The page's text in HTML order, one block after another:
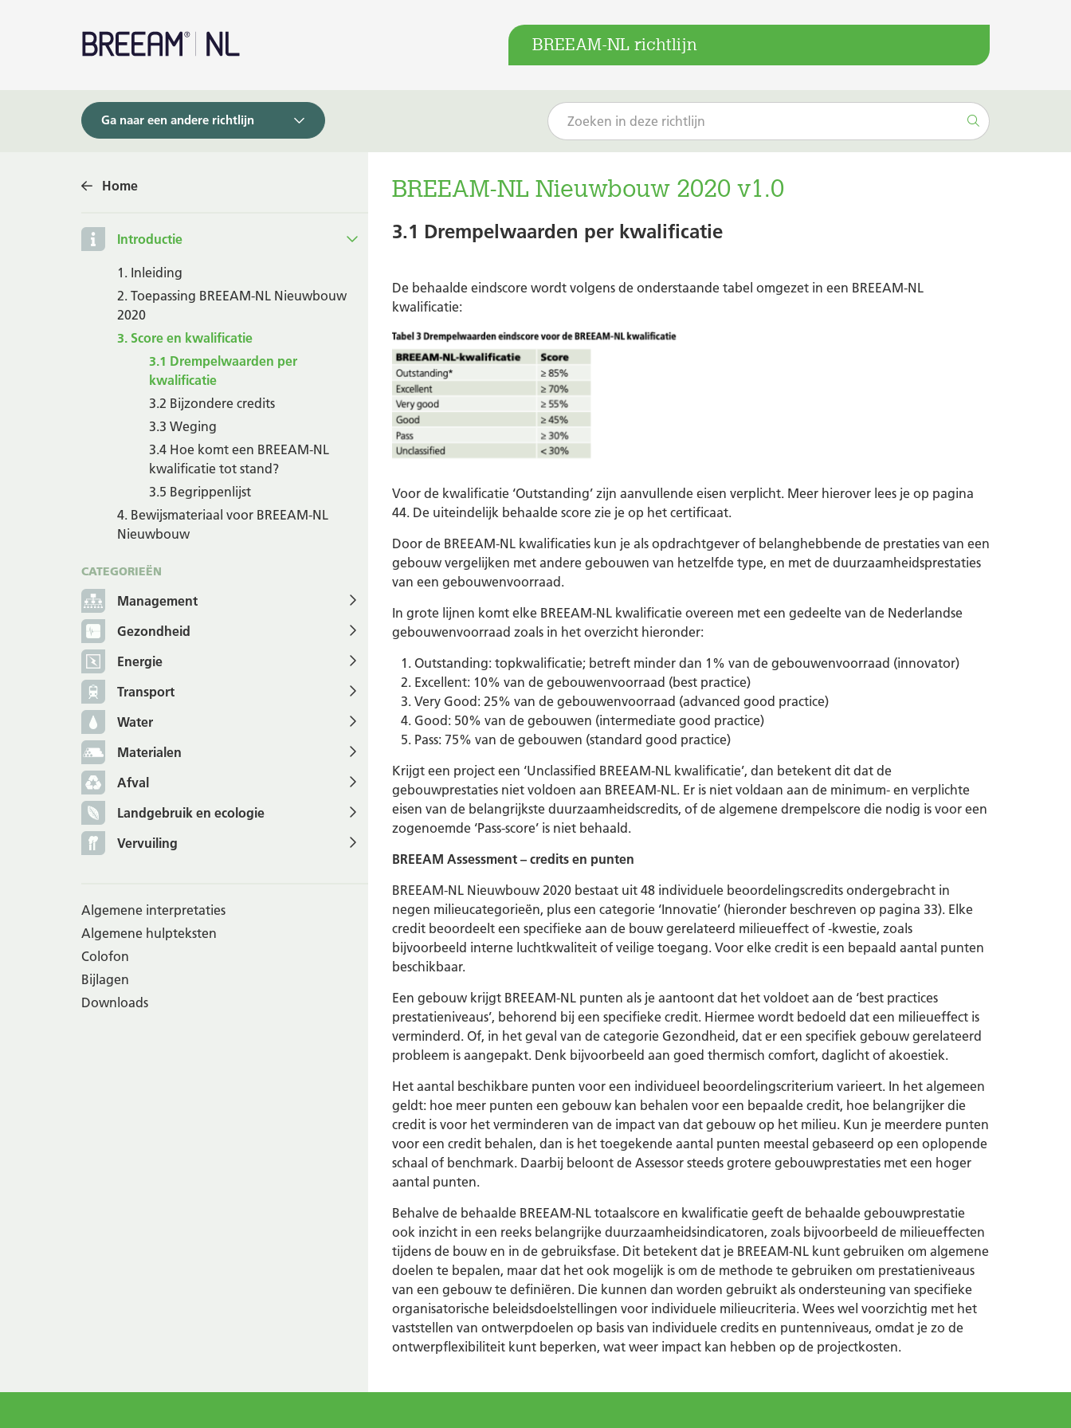
BREEAM-NL richtlijn
Ga naar een andere richtlijn
BREEAM-NL Nieuwbouw 2020 v1.0
3.1 Drempelwaarden per kwalificatie
De behaalde eindscore wordt volgens de onderstaande tabel omgezet in een BREEAM-NL
kwalificatie:
Voor de kwalificatie ‘Outstanding’ zijn aanvullende eisen verplicht. Meer hierover lees je op pagina
44. De uiteindelijk behaalde score zie je op het certificaat.
Door de BREEAM-NL kwalificaties kun je als opdrachtgever of belanghebbende de prestaties van een
gebouw vergelijken met andere gebouwen van hetzelfde type, en met de duurzaamheidsprestaties
van een gebouwenvoorraad.
In grote lijnen komt elke BREEAM-NL kwalificatie overeen met een gedeelte van de Nederlandse
gebouwenvoorraad zoals in het overzicht hieronder:
Outstanding: topkwalificatie; betreft minder dan 1% van de gebouwenvoorraad (innovator)
Excellent: 10% van de gebouwenvoorraad (best practice)
Very Good: 25% van de gebouwenvoorraad (advanced good practice)
Good: 50% van de gebouwen (intermediate good practice)
Pass: 75% van de gebouwen (standard good practice)
Krijgt een project een ‘Unclassified BREEAM-NL kwalificatie’, dan betekent dit dat de
gebouwprestaties niet voldoen aan BREEAM-NL. Er is niet voldaan aan de minimum- en verplichte
eisen van de belangrijkste duurzaamheidscredits, of de algemene drempelscore die nodig is voor een
zogenoemde ‘Pass-score’ is niet behaald.
BREEAM Assessment – credits en punten
BREEAM-NL Nieuwbouw 2020 bestaat uit 48 individuele beoordelingscredits ondergebracht in
negen milieucategorieën, plus een categorie ‘Innovatie’ (hieronder beschreven op pagina 33). Elke
credit beoordeelt een specifieke aan de bouw gerelateerd milieueffect of -kwestie, zoals
bijvoorbeeld interne luchtkwaliteit of veilige toegang. Voor elke credit is een bepaald aantal punten
beschikbaar.
Een gebouw krijgt BREEAM-NL punten als je aantoont dat het voldoet aan de ‘best practices
prestatieniveaus’, behorend bij een specifieke credit. Hiermee wordt bedoeld dat een milieueffect is
verminderd. Of, in het geval van de categorie Gezondheid, dat er een specifiek gebouw gerelateerd
probleem is aangepakt. Denk bijvoorbeeld aan goed thermisch comfort, daglicht of akoestiek.
Het aantal beschikbare punten voor een individueel beoordelingscriterium varieert. In het algemeen
geldt: hoe meer punten een gebouw kan behalen voor een bepaalde credit, hoe belangrijker die
credit is voor het verminderen van de impact van dat gebouw op het milieu. Kun je meerdere punten
voor een credit behalen, dan is het toegekende aantal punten meestal gebaseerd op een oplopende
schaal of benchmark. Daarbij beloont de Assessor steeds grotere gebouwprestaties met een hoger
aantal punten.
Behalve de behaalde BREEAM-NL totaalscore en kwalificatie geeft de behaalde gebouwprestatie
ook inzicht in een reeks belangrijke duurzaamheidsindicatoren, zoals bijvoorbeeld de milieueffecten
tijdens de bouw en in de gebruiksfase. Dit betekent dat je BREEAM-NL kunt gebruiken om algemene
doelen te bepalen, maar dat het ook mogelijk is om de methode te gebruiken om prestatieniveaus
van een gebouw te definiëren. Die kunnen dan worden gebruikt als ondersteuning van specifieke
organisatorische beleidsdoelstellingen voor individuele milieucriteria. Wees wel voorzichtig met het
vaststellen van ontwerpdoelen op basis van individuele credits en puntenniveaus, omdat je zo de
ontwerpflexibiliteit kunt beperken, wat weer impact kan hebben op de projectkosten.
Home
Introductie
1. Inleiding
2. Toepassing BREEAM-NL Nieuwbouw
2020
3. Score en kwalificatie
3.1 Drempelwaarden per
kwalificatie
3.2 Bijzondere credits
3.3 Weging
3.4 Hoe komt een BREEAM-NL
kwalificatie tot stand?
3.5 Begrippenlijst
4. Bewijsmateriaal voor BREEAM-NL
Nieuwbouw
CATEGORIEËN
Management
Gezondheid
Energie
Transport
Water
Materialen
Afval
Landgebruik en ecologie
Vervuiling
Algemene interpretaties
Algemene hulpteksten
Colofon
Bijlagen
Downloads